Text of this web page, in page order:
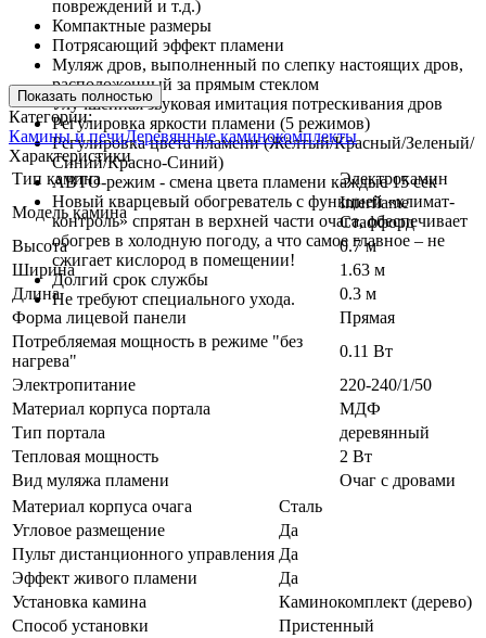
повреждений и т.д.)
Компактные размеры
Потрясающий эффект пламени
Муляж дров, выполненный по слепку настоящих дров,
расположенный за прямым стеклом
Улучшенная звуковая имитация потрескивания дров
Регулировка яркости пламени (5 режимов)
Регулировка цвета пламени (Жёлтый/Красный/Зеленый/
Синий/Красно-Синий)
АВТО-режим - смена цвета пламени каждые 15 сек
Новый кварцевый обогреватель с функцией «климат-
контроль» спрятан в верхней части очага, обеспечивает
обогрев в холодную погоду, а что самое главное – не
сжигает кислород в помещении!
Долгий срок службы
Не требуют специального ухода.
Показать полностью
Категории:
Камины и печиДеревянные каминокомплекты
Характеристики
Тип камина
Электрокамин
Модель камина
Interflame
Стаффорд
Высота
0.7 м
Ширина
1.63 м
Длина
0.3 м
Форма лицевой панели
Прямая
Потребляемая мощность в режиме "без
нагрева"
0.11 Вт
Электропитание
220-240/1/50
Материал корпуса портала
МДФ
Тип портала
деревянный
Тепловая мощность
2 Вт
Вид муляжа пламени
Очаг с дровами
Материал корпуса очага
Сталь
Угловое размещение
Да
Пульт дистанционного управления Да
Эффект живого пламени
Да
Установка камина
Каминокомплект (дерево)
Способ установки
Пристенный